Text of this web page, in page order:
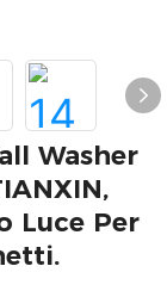
Washer
Luce Per